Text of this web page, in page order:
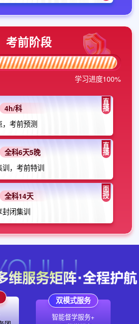
考前阶段
学习进度100%
4h/科
，考前预测
直
播
全科6天5晚
训，考前特训
直
播
全科14天
封闭集训
面
授
双模式服务
智能督学服务+